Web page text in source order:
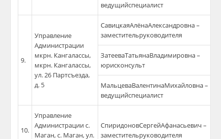
ведущийспециалист
9.
Управление
Администрации
мкрн. Кангалассы,
мкрн. Кангалассы,
ул. 26 Партсъезда,
д. 5
СавицкаяАлёнаАлександровна –
заместительруководителя
ЗатееваТатьянаВладимировна –
юрисконсульт
МальцеваВалентинаМихайловна –
ведущийспециалист
10.
Управление
Администрации с.
Маган, с. Маган, ул.
СпиридоновСергейАфанасьевич –
заместительруководителя